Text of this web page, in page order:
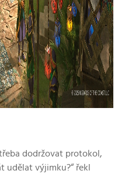
dodržovat protokol,
udělat výjimku?“ řekl